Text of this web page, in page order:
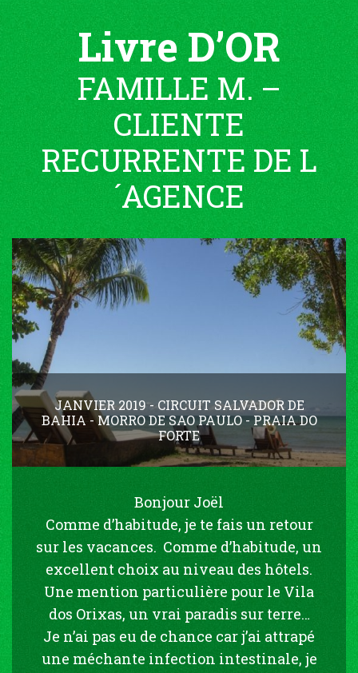
Livre D’OR
FAMILLE M. –
CLIENTE
RECURRENTE DE L
´AGENCE
JANVIER 2019 - CIRCUIT SALVADOR DE
BAHIA - MORRO DE SAO PAULO - PRAIA DO
FORTE
Bonjour Joël
Comme d’habitude, je te fais un retour
sur les vacances. Comme d’habitude, un
excellent choix au niveau des hôtels.
Une mention particulière pour le Vila
dos Orixas, un vrai paradis sur terre…
Je n’ai pas eu de chance car j’ai attrapé
une méchante infection intestinale, je